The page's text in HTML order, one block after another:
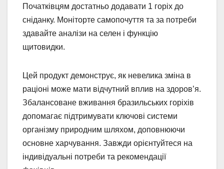
Початківцям достатньо додавати 1 горіх до
сніданку. Моніторте самопочуття та за потреби
здавайте аналізи на селен і функцію
щитовидки.
Цей продукт демонструє, як невелика зміна в
раціоні може мати відчутний вплив на здоров’я.
Збалансоване вживання бразильських горіхів
допомагає підтримувати ключові системи
організму природним шляхом, доповнюючи
основне харчування. Завжди орієнтуйтеся на
індивідуальні потреби та рекомендації